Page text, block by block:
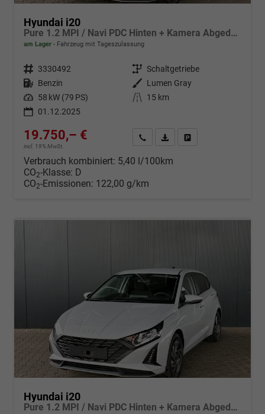
Hyundai i20
Pure 1.2 MPI / Navi PDC Hinten + Kamera Abgedunkelte Scheiben Tempomat Alu 16"
am Lager Fahrzeug mit Tageszulassung
Fahrzeugnr. 3330492 Getriebe Schaltgetriebe
Kraftstoff Benzin Außenfarbe
Lumen Gray
Leistung 58 kW (79 PS) Kilometerstand
15 km
01.12.2025
19.750,– €
incl. 19% MwSt.
Wir rufen Sie anFahrzeugexposé (PDF)
Verbrauch kombiniert: 5,40 l/100km
CO2-Klasse: D
CO2-Emissionen: 122,00 g/km
Hyundai i20
Pure 1.2 MPI / Navi PDC Hinten + Kamera Abgedunkelte Scheiben Tempomat Alu 16"